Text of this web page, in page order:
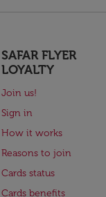
SAFAR FLYER
LOYALTY
Join us!
Sign in
How it works
Reasons to join
Cards status
Cards benefits